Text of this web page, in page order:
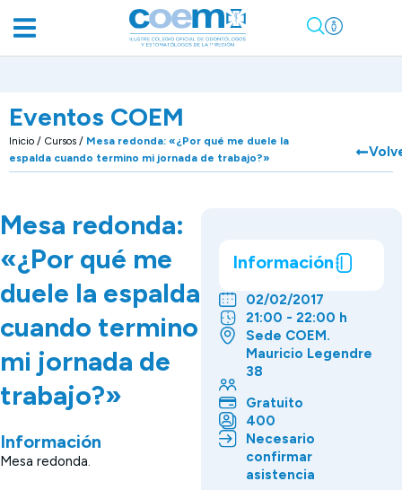
Eventos COEM
Inicio / Cursos / Mesa redonda: «¿Por qué me duele la
espalda cuando termino mi jornada de trabajo?»
Mesa redonda:
«¿Por qué me
duele la espalda
cuando termino
mi jornada de
trabajo?»
Información
Mesa redonda.
Información
02/02/2017
21:00 - 22:00 h
Sede COEM.
Mauricio Legendre
38
Gratuito
400
Necesario
confirmar
asistencia